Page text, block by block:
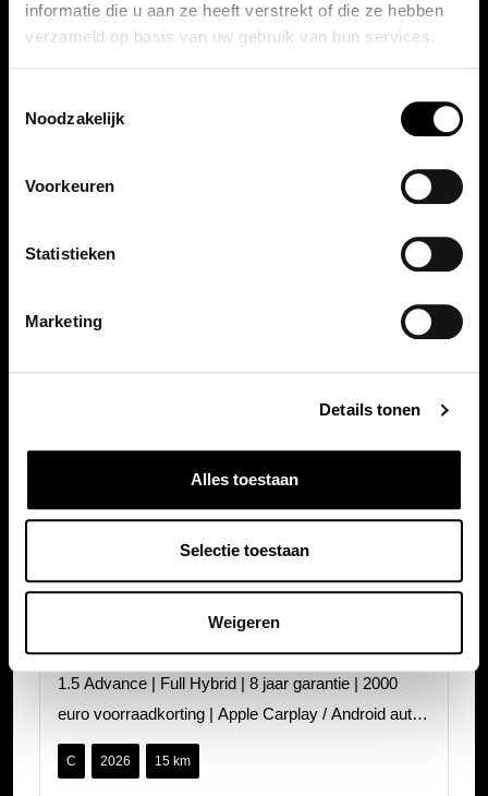
informatie die u aan ze heeft verstrekt of die ze hebben
verzameld op basis van uw gebruik van hun services.
Noodzakelijk
Voorkeuren
Statistieken
Marketing
Details tonen
Alles toestaan
Selectie toestaan
Weigeren
Bekijk ook onze andere auto's
Honda HR-V
1.5 Advance | Full Hybrid | 8 jaar garantie | 2000
euro voorraadkorting | Apple Carplay / Android auto |
PDC voor en achter | St
C 2026 15 km